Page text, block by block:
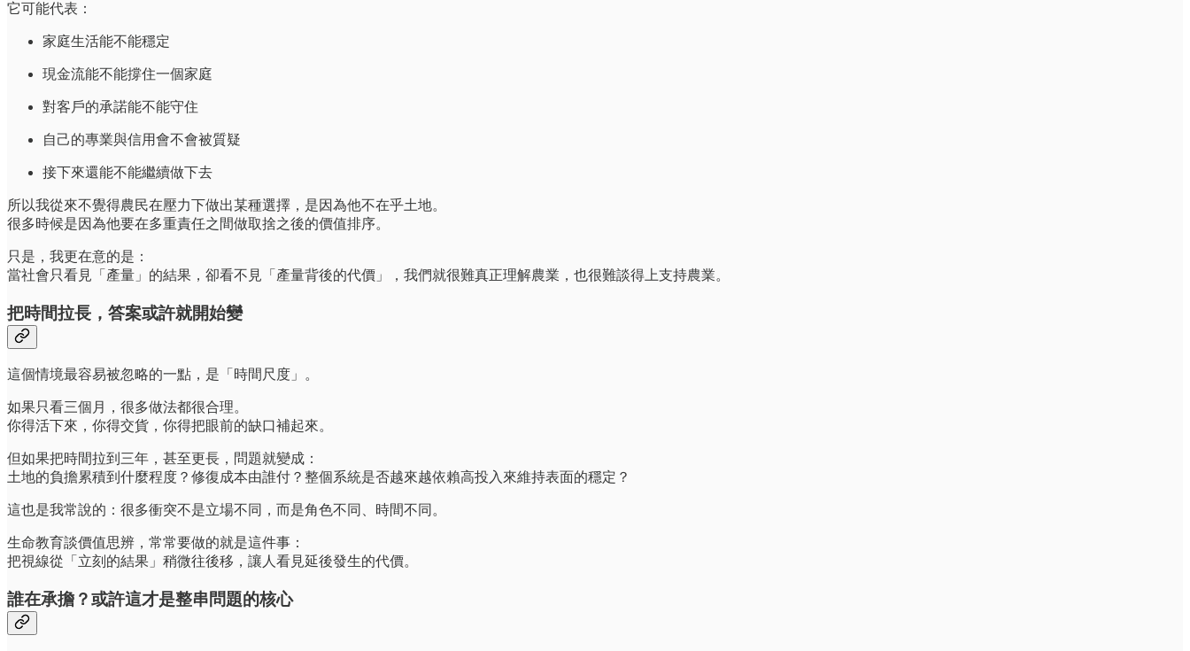
它可能代表：
家庭生活能不能穩定
現金流能不能撐住一個家庭
對客戶的承諾能不能守住
自己的專業與信用會不會被質疑
接下來還能不能繼續做下去
所以我從來不覺得農民在壓力下做出某種選擇，是因為他不在乎土地。
很多時候是因為他要在多重責任之間做取捨之後的價值排序。
只是，我更在意的是：
當社會只看見「產量」的結果，卻看不見「產量背後的代價」，我們就很難真正理解農業，也很難談得上支持農業。
把時間拉長，答案或許就開始變
這個情境最容易被忽略的一點，是「時間尺度」。
如果只看三個月，很多做法都很合理。
你得活下來，你得交貨，你得把眼前的缺口補起來。
但如果把時間拉到三年，甚至更長，問題就變成：
土地的負擔累積到什麼程度？修復成本由誰付？整個系統是否越來越依賴高投入來維持表面的穩定？
這也是我常說的：很多衝突不是立場不同，而是角色不同、時間不同。
生命教育談價值思辨，常常要做的就是這件事：
把視線從「立刻的結果」稍微往後移，讓人看見延後發生的代價。
誰在承擔？或許這才是整串問題的核心